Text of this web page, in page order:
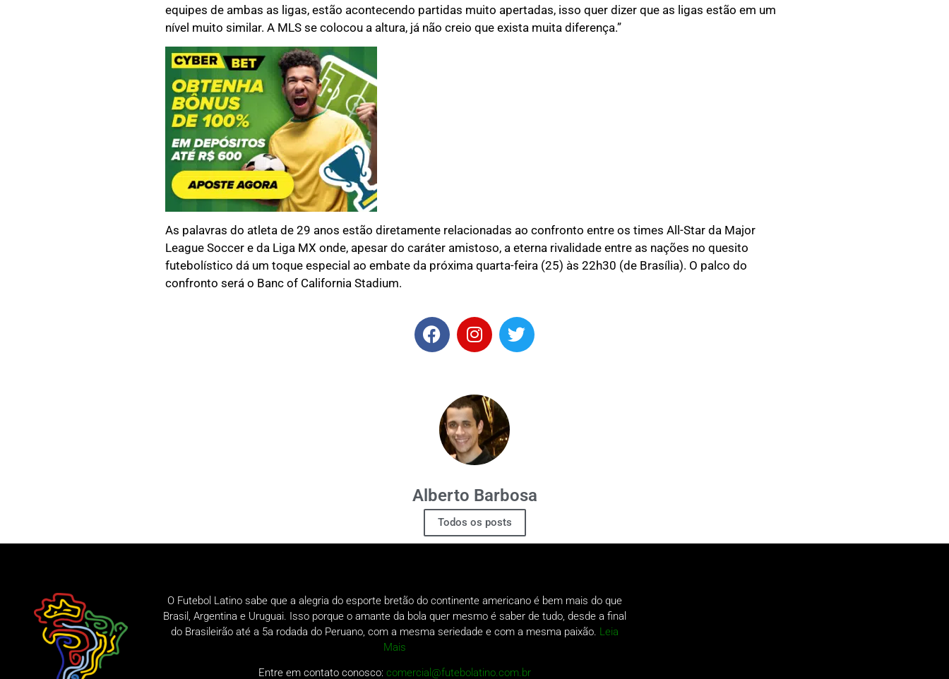
equipes de ambas as ligas, estão acontecendo partidas muito apertadas, isso quer dizer que as ligas estão em um
nível muito similar. A MLS se colocou a altura, já não creio que exista muita diferença.”
As palavras do atleta de 29 anos estão diretamente relacionadas ao confronto entre os times All-Star da Major
League Soccer e da Liga MX onde, apesar do caráter amistoso, a eterna rivalidade entre as nações no quesito
futebolístico dá um toque especial ao embate da próxima quarta-feira (25) às 22h30 (de Brasília). O palco do
confronto será o Banc of California Stadium.
Alberto Barbosa
Todos os posts
O Futebol Latino sabe que a alegria do esporte bretão do continente americano é bem mais do que
Brasil, Argentina e Uruguai. Isso porque o amante da bola quer mesmo é saber de tudo, desde a final
do Brasileirão até a 5a rodada do Peruano, com a mesma seriedade e com a mesma paixão. Leia
Mais
Entre em contato conosco:comercial@futebolatino.com.br